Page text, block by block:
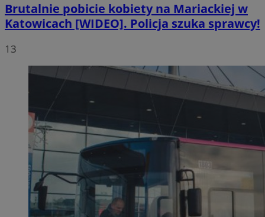
Brutalnie pobicie kobiety na Mariackiej w
Katowicach [WIDEO]. Policja szuka sprawcy!
13